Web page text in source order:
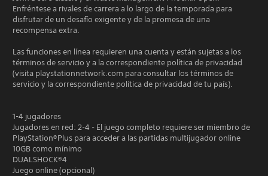
Enfréntese a rivales de carrera a lo largo de la temporada para
disfrutar de un desafío exigente y de la promesa de una
recompensa extra.
Las funciones en línea requieren una cuenta y están sujetas a los
términos de servicio y a la correspondiente política de privacidad
(visita playstationnetwork.com para consultar los términos de
servicio y la correspondiente política de privacidad de tu país).
1-4 jugadores
Jugadores en red: 2-4 - El juego completo requiere ser miembro de
PlayStation®Plus para acceder a las partidas multijugador online
10GB como mínimo
DUALSHOCK®4
Juego online (opcional)